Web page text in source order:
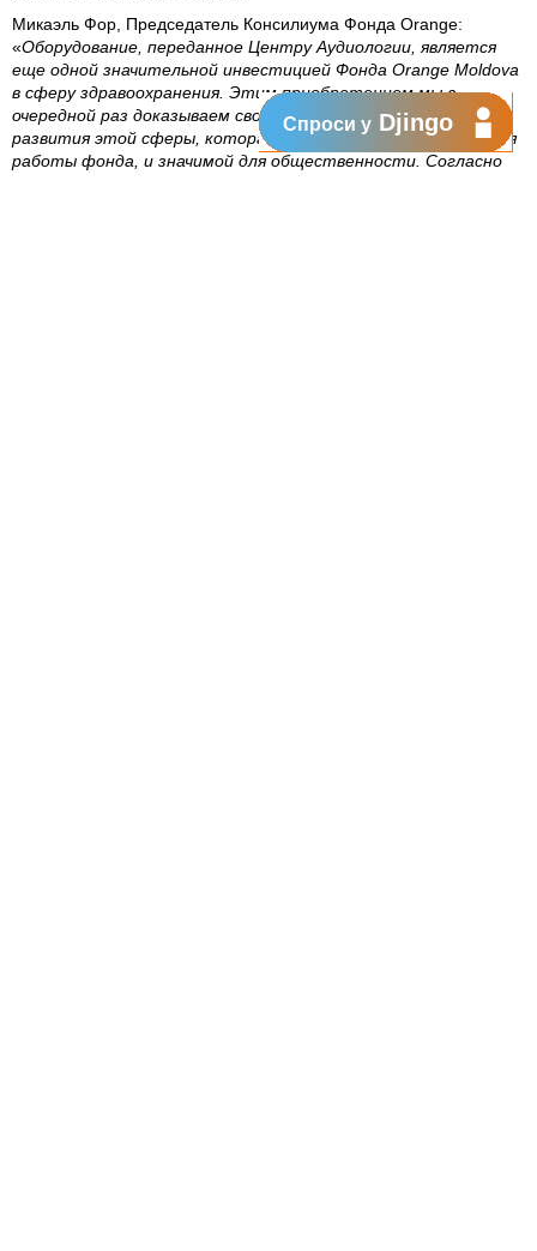
Микаэль Фор, Председатель Консилиума Фонда Orange:
«Оборудование, переданное Центру Аудиологии, является
еще одной значительной инвестицией Фонда Orange Moldova
в сферу здравоохранения. Этим приобретением мы в
очередной раз доказываем свою приверженность поддержке
развития этой сферы, которая является приоритетной для
работы фонда, и значимой для общественности. Согласно
Спроси у Djingo